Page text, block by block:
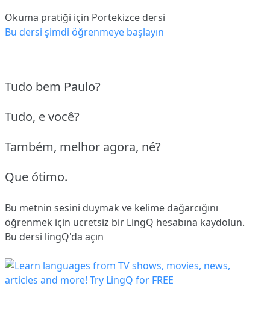
Okuma pratiği için Portekizce dersi
Bu dersi şimdi öğrenmeye başlayın
Tudo bem Paulo?
Tudo, e você?
Também, melhor agora, né?
Que ótimo.
Bu metnin sesini duymak ve kelime dağarcığını
öğrenmek için ücretsiz bir LingQ hesabına kaydolun.
Bu dersi lingQ'da açın